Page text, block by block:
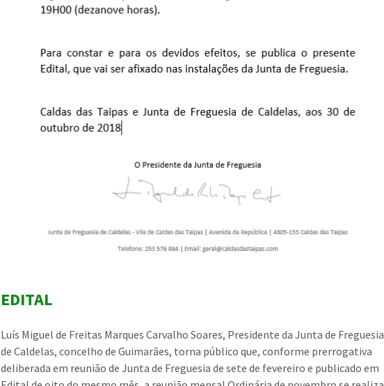
EDITAL
Luís Miguel de Freitas Marques Carvalho Soares, Presidente da Junta de Freguesia
de Caldelas, concelho de Guimarães, torna público que, conforme prerrogativa
deliberada em reunião de Junta de Freguesia de sete de fevereiro e publicado em